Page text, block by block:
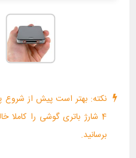
نکته: بهتر است پیش از
برسانید.